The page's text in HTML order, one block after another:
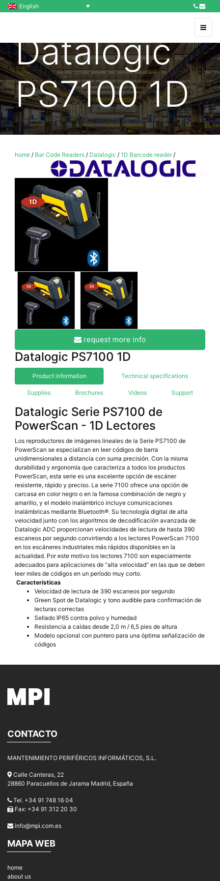
English
Datalogic
PS7100 1D
home / Bar Code Readers / Datalogic / 1D Barcode reader/
request more info
Datalogic PS7100 1D
Product information Technical specifications
Supplies Brochures Videos Support
Datalogic Serie PS7100 de
PowerScan - 1D Lectores
Los reproductores de imágenes lineales de la Serie PS7100 de
PowerScan se especializan en leer códigos de barra
unidimensionales a distancia con suma precisión. Con la misma
durabilidad y ergonomía que caracteriza a todos los productos
PowerScan, esta serie es una excelente opción de escáner
resistente, rápido y preciso. La serie 7100 ofrece una opción de
carcasa en color negro o en la famosa combinación de negro y
amarillo, y el modelo inalámbrico incluye comunicaciones
inalámbricas mediante Bluetooth®. Su tecnología digital de alta
velocidad junto con los algoritmos de decodificación avanzada de
Datalogic ADC proporcionan velocidades de lectura de hasta 390
escaneos por segundo convirtiendo a los lectores PowerScan 7100
en los escáneres industriales más rápidos disponibles en la
actualidad. Por este motivo los lectores 7100 son especialmente
adecuados para aplicaciones de “alta velocidad” en las que se deben
leer miles de códigos en un período muy corto.
Características
Velocidad de lectura de 390 escaneos por segundo
Green Spot de Datalogic y tono audible para confirmación de
lecturas correctas
Sellado IP65 contra polvo y humedad
Resistencia a caídas desde 2,0 m / 6,5 pies de altura
Modelo opcional con puntero para una óptima señalización de
códigos
CONTACTO
MANTENIMIENTO PERIFÉRICOS INFORMÁTICOS, S.L.
Calle Canteras, 22
28860 Paracuellos de Jarama Madrid, España
Tel. +34 91 748 16 04
Fax: +34 91 312 20 30
info@mpi.com.es
MAPA WEB
home
about us